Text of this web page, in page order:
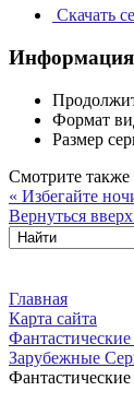
Скачать
Информация
Формат
Размер
Смотрите также
« Избегайте
Вернуться
Главная
Карта сайта
Зарубежные